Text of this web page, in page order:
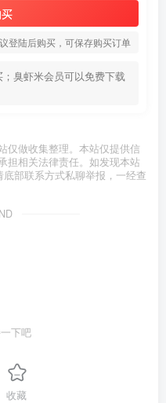
登陆后购买，可保存购买订单
臭虾米会员可以免费下载
仅做收集整理。本站仅提供信
担相关法律责任。如发现本站
部联系方式私聊举报，一经查
下吧
收藏